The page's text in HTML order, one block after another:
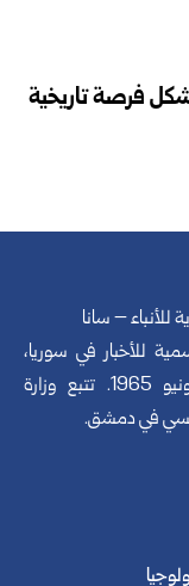
تشكل فرصة تاريخية
للأنباء – سانا
للأخبار في سوريا،
تأسست في 24 يونيو 1965. تتبع وزارة
في دمشق.